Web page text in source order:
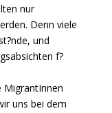
nur
Denn viele
und
f?
MigrantInnen
uns bei dem